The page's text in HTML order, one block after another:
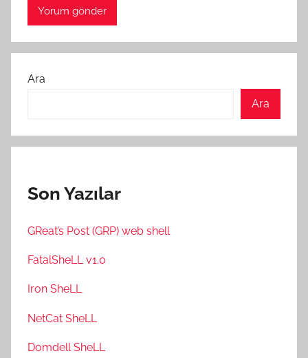
Ara
Ara
Son Yazılar
GReat’s Post (GRP) web shell
FatalSheLL v1.0
Iron SheLL
NetCat SheLL
Domdell SheLL